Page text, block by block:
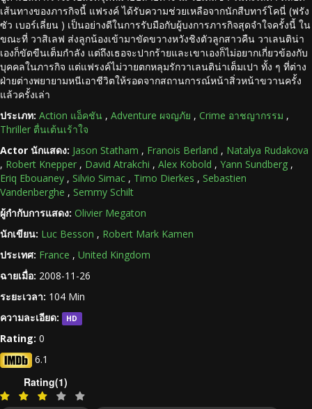
เส้นทางของภารกิจนี้ แฟรงค์ ได้รับความช่วยเหลือจากนักสืบทาร์โคนี่ (ฟรัง
ซัว เบอร์เลี่ยน ) เป็นอย่างดีในการรับมือกับผู้บงการภารกิจสุดจำใจครั้งนี้ ใน
ขณะที่ วาสิเลฟ ส่งลูกน้องเข้ามาขัดขวางหวังชิงตัวลูกสาวคืน วาเลนติน่า
เองก็ขัดขืนเต็มกำลัง แต่ถึงเธอจะปากร้ายและเขาเองก็ไม่อยากเกี่ยวข้องกับ
บุคคลในภารกิจ แต่แฟรงค์ไม่วายตกหลุมรักวาเลนติน่าเต็มเปา ทั้ง ๆ ที่ต่าง
ฝ่ายต่างพยายามหนีเอาชีวิตให้รอดจากสถานการณ์หน้าสิ่วหน้าขวานครั้ง
แล้วครั้งเล่า
ประเภท: Action แอ็คชัน , Adventure ผจญภัย , Crime อาชญากรรม ,
Thriller ตื่นเต้นเร้าใจ
Actor นักแสดง: Jason Statham , Franois Berland , Natalya Rudakova
, Robert Knepper , David Atrakchi , Alex Kobold , Yann Sundberg ,
Eriq Ebouaney , Silvio Simac , Timo Dierkes , Sebastien
Vandenberghe , Semmy Schilt
ผู้กำกับการแสดง: Olivier Megaton
นักเขียน: Luc Besson , Robert Mark Kamen
ประเทศ: France , United Kingdom
ฉายเมื่อ: 2008-11-26
ระยะเวลา: 104 Min
ความละเอียด:
HD
Rating: 0
6.1
Rating(1)